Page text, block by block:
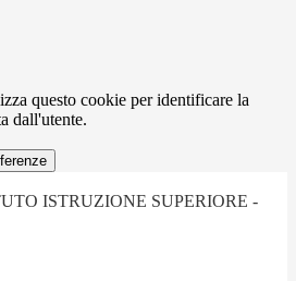
questo cookie per identificare la
dall'utente.
ISTRUZIONE SUPERIORE -